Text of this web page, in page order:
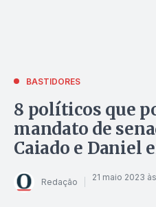
BASTIDORES
8 políticos que
mandato de
Caiado e Daniel
Redação 21 maio 2023